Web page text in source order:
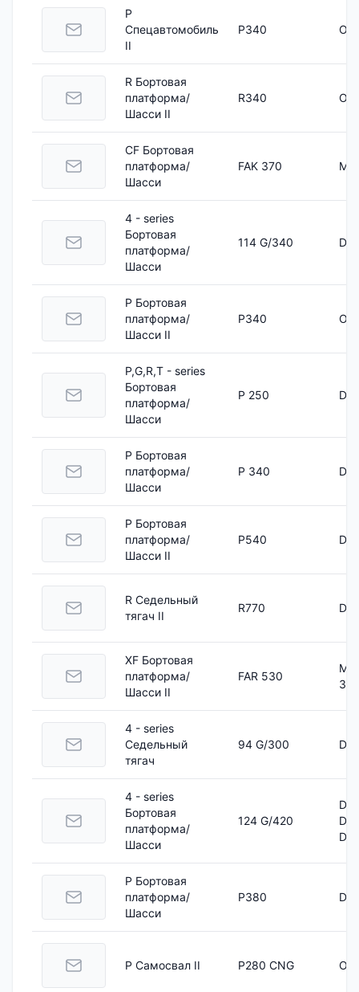
P
Спецавтомобиль
II
P340 OC
R Бортовая
платформа/
Шасси II
R340 OC
CF Бортовая
платформа/
Шасси
FAK 370
4 - series
Бортовая
платформа/
Шасси
114 G/340
P Бортовая
платформа/
Шасси II
P340 OC
P,G,R,T - series
Бортовая
платформа/
Шасси
P 250 DC
P Бортовая
платформа/
Шасси
P 340 DC
P Бортовая
платформа/
Шасси II
P540 DC
R Седельный
тягач II
R770 DC
XF Бортовая
платформа/
Шасси II
FAR 530
4 - series
Седельный
тягач
94 G/300 DC
4 - series
Бортовая
платформа/
Шасси
124 G/420
DC
DC
P Бортовая
платформа/
Шасси
P380 DC
P Самосвал II P280 CNG OC